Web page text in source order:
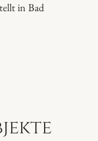
in Bad